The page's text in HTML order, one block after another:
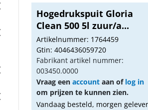
Hogedrukspuit Gloria
Clean 500 5l zuur/a...
Artikelnummer: 1764459
Gtin: 4046436059720
Fabrikant artikel nummer:
003450.0000
Vraag een accountaan of log in
om prijzen te kunnen zien.
Vandaag besteld, morgen